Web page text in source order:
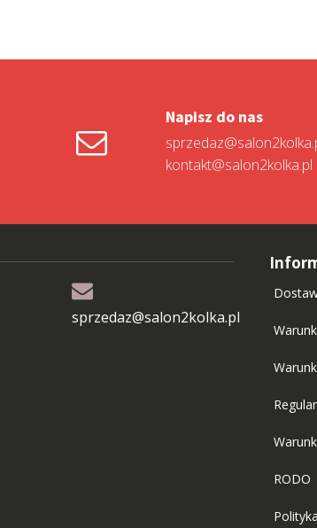
Napisz do nas
kontakt@salon2kolka.pl
sprzedaz@salon2kolka.pl
RODO